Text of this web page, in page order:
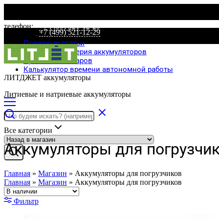
телефон: +7 (499) 521-12-29
Полезные статьи
Специальная серия аккумуляторов
Сравнение товаров
Калькулятор времени автономной работы
+7 (499) 521-12-29
ЛИТДЖЕТ аккумуляторы
Литиевые и натриевые аккумуляторы
Все категории
Аккумуляторы для
Главная » Магазин » Аккумуляторы для погрузчиков
Главная » Магазин » Аккумуляторы для погрузчиков
Фильтр